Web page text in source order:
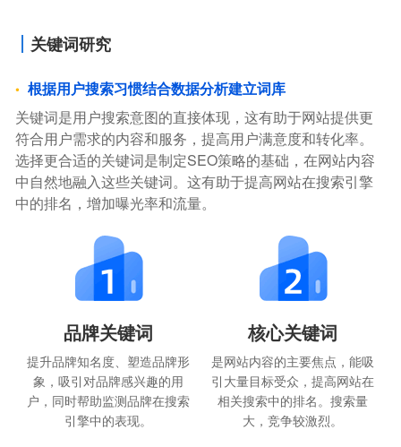
关键词研究
根据用户搜索习惯结合数据分析建立词库
关键词是用户搜索意图的直接体现，这有助于网站提供更
符合用户需求的内容和服务，提高用户满意度和转化率。
选择更合适的关键词是制定SEO策略的基础，在网站内容
中自然地融入这些关键词。这有助于提高网站在搜索引擎
中的排名，增加曝光率和流量。
品牌关键词
提升品牌知名度、塑造品牌形
象，吸引对品牌感兴趣的用
户，同时帮助监测品牌在搜索
引擎中的表现。
核心关键词
是网站内容的主要焦点，能吸
引大量目标受众，提高网站在
相关搜索中的排名。搜索量
大，竞争较激烈。